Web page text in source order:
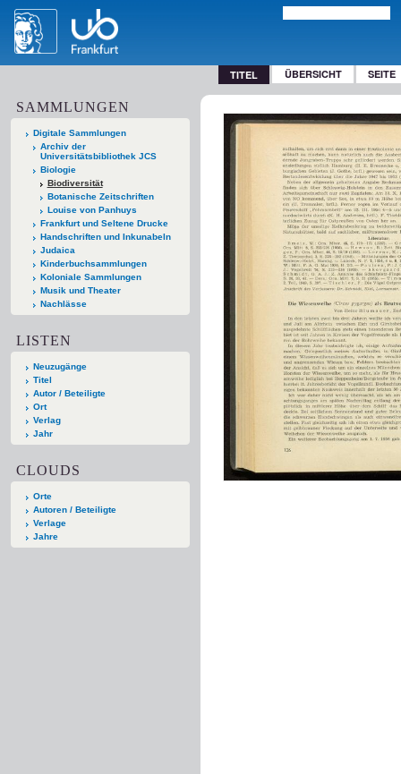
TITEL ÜBERSICHT SEITE
SAMMLUNGEN
Digitale Sammlungen
Archiv der
Universitätsbibliothek JCS
Biologie
Biodiversität
Botanische Zeitschriften
Louise von Panhuys
Frankfurt und Seltene Drucke
Handschriften und Inkunabeln
Judaica
Kinderbuchsammlungen
Koloniale Sammlungen
Musik und Theater
Nachlässe
LISTEN
Neuzugänge
Titel
Autor / Beteiligte
Ort
Verlag
Jahr
CLOUDS
Orte
Autoren / Beteiligte
Verlage
Jahre